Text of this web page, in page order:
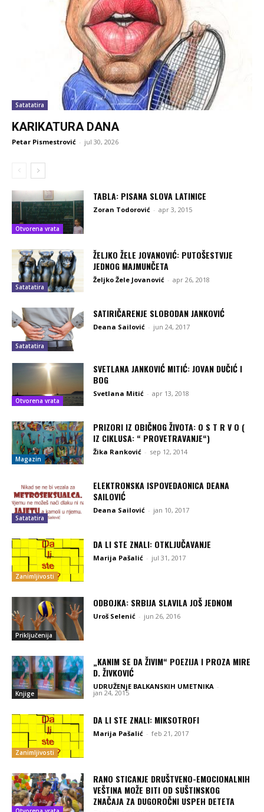
Satatatira
KARIKATURA DANA
Petar Pismestrović - jul 30, 2026
Otvorena vrata
TABLA: PISANA SLOVA LATINICE
Zoran Todorović - apr 3, 2015
Satatatira
ŽELJKO ŽELE JOVANOVIĆ: PUTOŠESTVIJE
JEDNOG MAJMUNČETA
Željko Žele Jovanović - apr 26, 2018
Satatatira
SATIRIČARENJE SLOBODAN JANKOVIĆ
Deana Sailović - jun 24, 2017
Otvorena vrata
SVETLANA JANKOVIĆ MITIĆ: JOVAN DUČIĆ I
BOG
Svetlana Mitić - apr 13, 2018
Magazin
PRIZORI IZ OBIČNOG ŽIVOTA: O S T R V O (
IZ CIKLUSA: “ PROVETRAVANJE“)
Žika Ranković - sep 12, 2014
Satatatira
ELEKTRONSKA ISPOVEDAONICA DEANA
SAILOVIĆ
Deana Sailović - jan 10, 2017
Zanimljivosti
DA LI STE ZNALI: OTKLJUČAVANJE
Marija Pašalić - jul 31, 2017
Priključenija
ODBOJKA: SRBIJA SLAVILA JOŠ JEDNOM
Uroš Selenić - jun 26, 2016
Knjige
„KANIM SE DA ŽIVIM“ POEZIJA I PROZA MIRE
D. ŽIVKOVIĆ
UDRUŽENjE BALKANSKIH UMETNIKA -
jan 24, 2015
Zanimljivosti
DA LI STE ZNALI: MIKSOTROFI
Marija Pašalić - feb 21, 2017
RANO STICANJE DRUŠTVENO-EMOCIONALNIH
VEŠTINA MOŽE BITI OD SUŠTINSKOG
ZNAČAJA ZA DUGOROČNI USPEH DETETA